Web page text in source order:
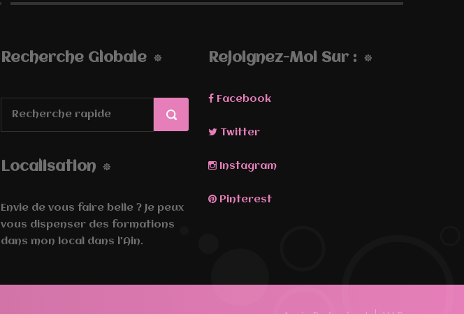
Recherche Globale
Localisation
Envie de vous faire belle ? Je peux
vous dispenser des formations
dans mon local dans l'Ain.
Rejoignez-Moi Sur :
Facebook
Twitter
Instagram
Pinterest